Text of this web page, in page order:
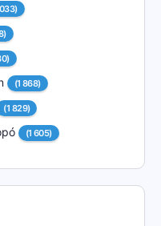
(1 868)
(1 829)
(1 605)